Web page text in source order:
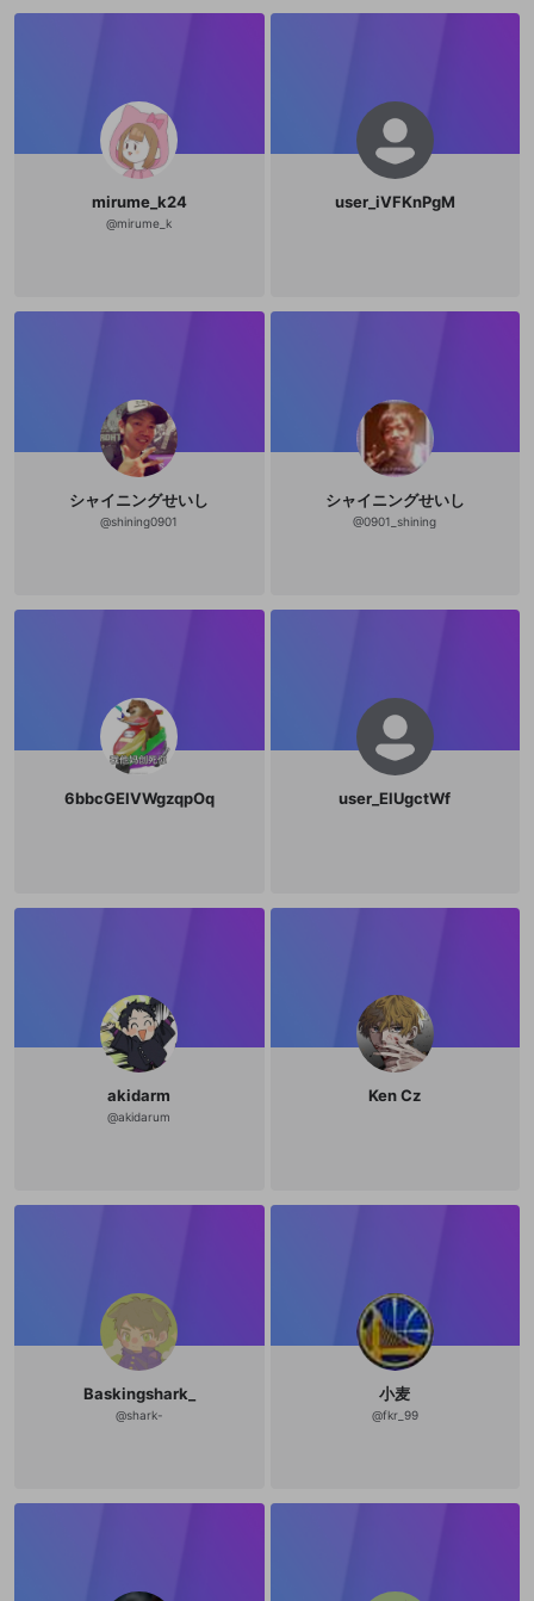
mirume_k24
@mirume_k
user_iVFKnPgM
シャイニングせいし
@shining0901
シャイニングせいし
@0901_shining
6bbcGEIVWgzqpOq user_ElUgctWf
akidarm
@akidarum
Ken Cz
Baskingshark_
@shark-
小麦
@fkr_99